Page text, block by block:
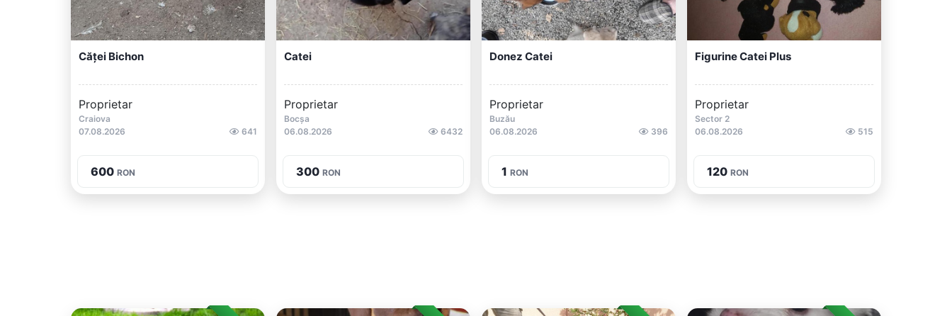
Căței Bichon
Proprietar
Craiova
07.08.2026
641
600 RON
Catei
Proprietar
Bocșa
06.08.2026
6432
300 RON
Donez Catei
Proprietar
Buzău
06.08.2026
396
1 RON
Figurine Catei Plus
Proprietar
Sector 2
06.08.2026
515
120 RON